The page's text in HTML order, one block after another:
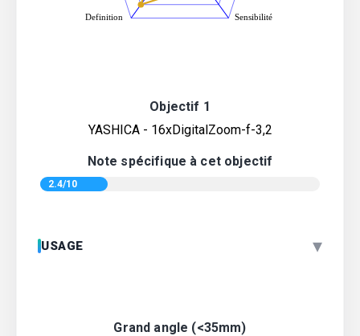
Objectif 1
YASHICA - 16xDigitalZoom-f-3,2
Note spécifique à cet objectif
2.4/10
USAGE ▾
Grand angle (<35mm)